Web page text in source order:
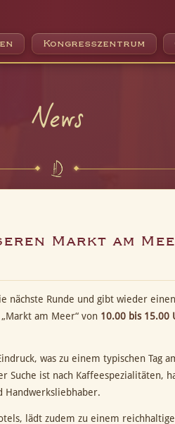
Kongresszentrum
News
Markt am
nächste Runde und gibt wieder
am Meer“ von 10.00 bis 15.00
was zu einem typischen Tag
Suche ist nach
Handwerksliebhaber.
lädt zudem zu einem